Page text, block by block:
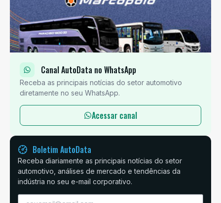
Canal AutoData no WhatsApp
Receba as principais notícias do setor automotivo
diretamente no seu WhatsApp.
Acessar canal
Boletim AutoData
Receba diariamente as principais notícias do setor
automotivo, análises de mercado e tendências da
indústria no seu e-mail corporativo.